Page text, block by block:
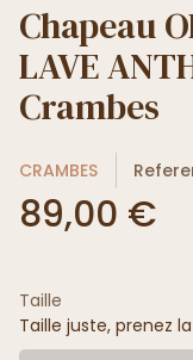
Chapeau
LAVE
Crambes
CRAMBES
89,00 €
Taille
Taille juste, prenez